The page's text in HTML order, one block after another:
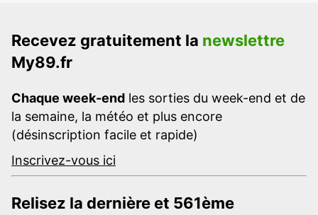
Recevez gratuitement la newslettre
My89.fr
Chaque week-end les sorties du week-end et de
la semaine, la météo et plus encore
(désinscription facile et rapide)
Inscrivez-vous ici
Relisez la dernière et 561ème